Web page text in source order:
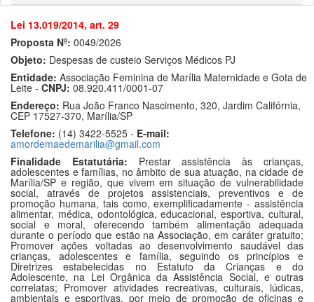
Lei 13.019/2014, art. 29
Proposta Nº: 0049/2026
Objeto: Despesas de custeio Serviços Médicos PJ
Entidade: Associação Feminina de Marília Maternidade e Gota de
Leite - CNPJ: 08.920.411/0001-07
Endereço: Rua João Franco Nascimento, 320, Jardim Califórnia,
CEP 17527-370, Marília/SP
Telefone: (14) 3422-5525 - E-mail:
amordemaedemarilia@gmail.com
Finalidade Estatutária: Prestar assistência às crianças,
adolescentes e famílias, no âmbito de sua atuação, na cidade de
Marília/SP e região, que vivem em situação de vulnerabilidade
social, através de projetos assistenciais, preventivos e de
promoção humana, tais como, exemplificadamente - assistência
alimentar, médica, odontológica, educacional, esportiva, cultural,
social e moral, oferecendo também alimentação adequada
durante o período que estão na Associação, em caráter gratuito;
Promover ações voltadas ao desenvolvimento saudável das
crianças, adolescentes e família, seguindo os princípios e
Diretrizes estabelecidas no Estatuto da Crianças e do
Adolescente, na Lei Orgânica da Assistência Social, e outras
correlatas; Promover atividades recreativas, culturais, lúdicas,
ambientais e esportivas, por meio de promoção de oficinas e